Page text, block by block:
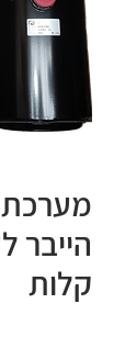
הייבר
קלות